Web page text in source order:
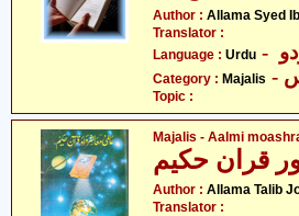
Author : Allama Syed
Translator :
Language : Urdu
Category : Majalis
Topic :
Majalis - Aalmi
قران حکیم
Author : Allama Talib
Translator :